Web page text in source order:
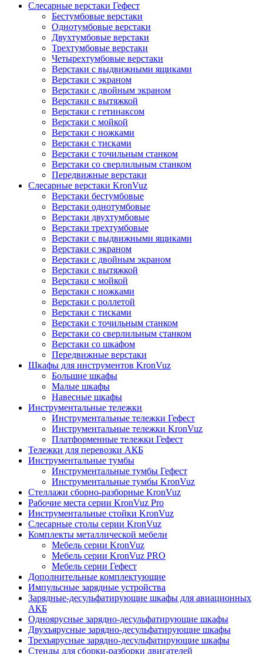
Слесарные верстаки Гефест
Бестумбовые верстаки
Однотумбовые верстаки
Двухтумбовые верстаки
Трехтумбовые верстаки
Четырехтумбовые верстаки
Верстаки с выдвижными ящиками
Верстаки с экраном
Верстаки с двойным экраном
Верстаки с вытяжкой
Верстаки с гетинаксом
Верстаки с мойкой
Верстаки с ножками
Верстаки с тисками
Верстаки с точильным станком
Верстаки со сверлильным станком
Передвижные верстаки
Слесарные верстаки KronVuz
Верстаки бестумбовые
Верстаки однотумбовые
Верстаки двухтумбовые
Верстаки трехтумбовые
Верстаки с выдвижными ящиками
Верстаки с экраном
Верстаки с двойным экраном
Верстаки с вытяжкой
Верстаки с мойкой
Верстаки с ножками
Верстаки с роллетой
Верстаки с тисками
Верстаки с точильным станком
Верстаки со сверлильным станком
Верстаки со шкафом
Передвижные верстаки
Шкафы для инструментов KronVuz
Большие шкафы
Малые шкафы
Навесные шкафы
Инструментальные тележки
Инструментальные тележки Гефест
Инструментальные тележки KronVuz
Платформенные тележки Гефест
Тележки для перевозки АКБ
Инструментальные тумбы
Инструментальные тумбы Гефест
Инструментальные тумбы KronVuz
Стеллажи сборно-разборные KronVuz
Рабочие места серии KronVuz Pro
Инструментальные стойки KronVuz
Слесарные столы серии KronVuz
Комплекты металлической мебели
Мебель серии KronVuz
Мебель серии KronVuz PRO
Мебель серии Гефест
Дополнительные комплектующие
Импульсные зарядные устройства
Зарядные-десульфатирующие шкафы для авиационных
АКБ
Одноярусные зарядно-десульфатирующие шкафы
Двухъярусные зарядно-десульфатирующие шкафы
Трехъярусные зарядно-десульфатирующие шкафы
Стенды для сборки-разборки двигателей